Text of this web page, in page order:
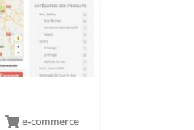
e-commerce